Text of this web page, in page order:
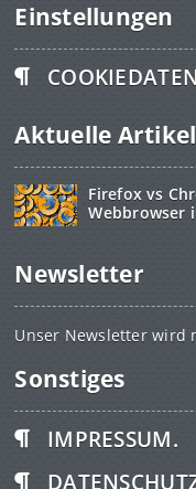
Einstellungen
Aktuelle Artikel
Firefox vs
Webbrowser
Newsletter
Unser Newsletter wird
Sonstiges
IMPRESSUM.